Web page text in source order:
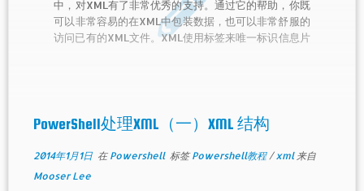
中，对XML有了非常优秀的支持。通过它的帮助，你既
可以非常容易的在XML中包装数据，也可以非常舒服的
访问已有的XML文件。XML使用标签来唯一标识信息片
PowerShell处理XML（一）XML 结构
2014年1月1日在 Powershell 标签Powershell教程/xml 来自
Mooser Lee